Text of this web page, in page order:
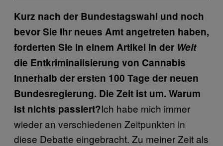
Kurz nach der Bundestagswahl und noch
bevor Sie Ihr neues Amt angetreten haben,
forderten Sie in einem Artikel in der Welt
die Entkriminalisierung von Cannabis
innerhalb der ersten 100 Tage der neuen
Bundesregierung. Die Zeit ist um. Warum
ist nichts passiert?Ich habe mich immer
wieder an verschiedenen Zeitpunkten in
diese Debatte eingebracht. Zu meiner Zeit als